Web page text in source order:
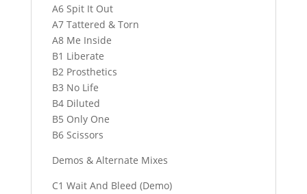
A6 Spit It Out
A7 Tattered & Torn
A8 Me Inside
B1 Liberate
B2 Prosthetics
B3 No Life
B4 Diluted
B5 Only One
B6 Scissors
Demos & Alternate Mixes
C1 Wait And Bleed (Demo)